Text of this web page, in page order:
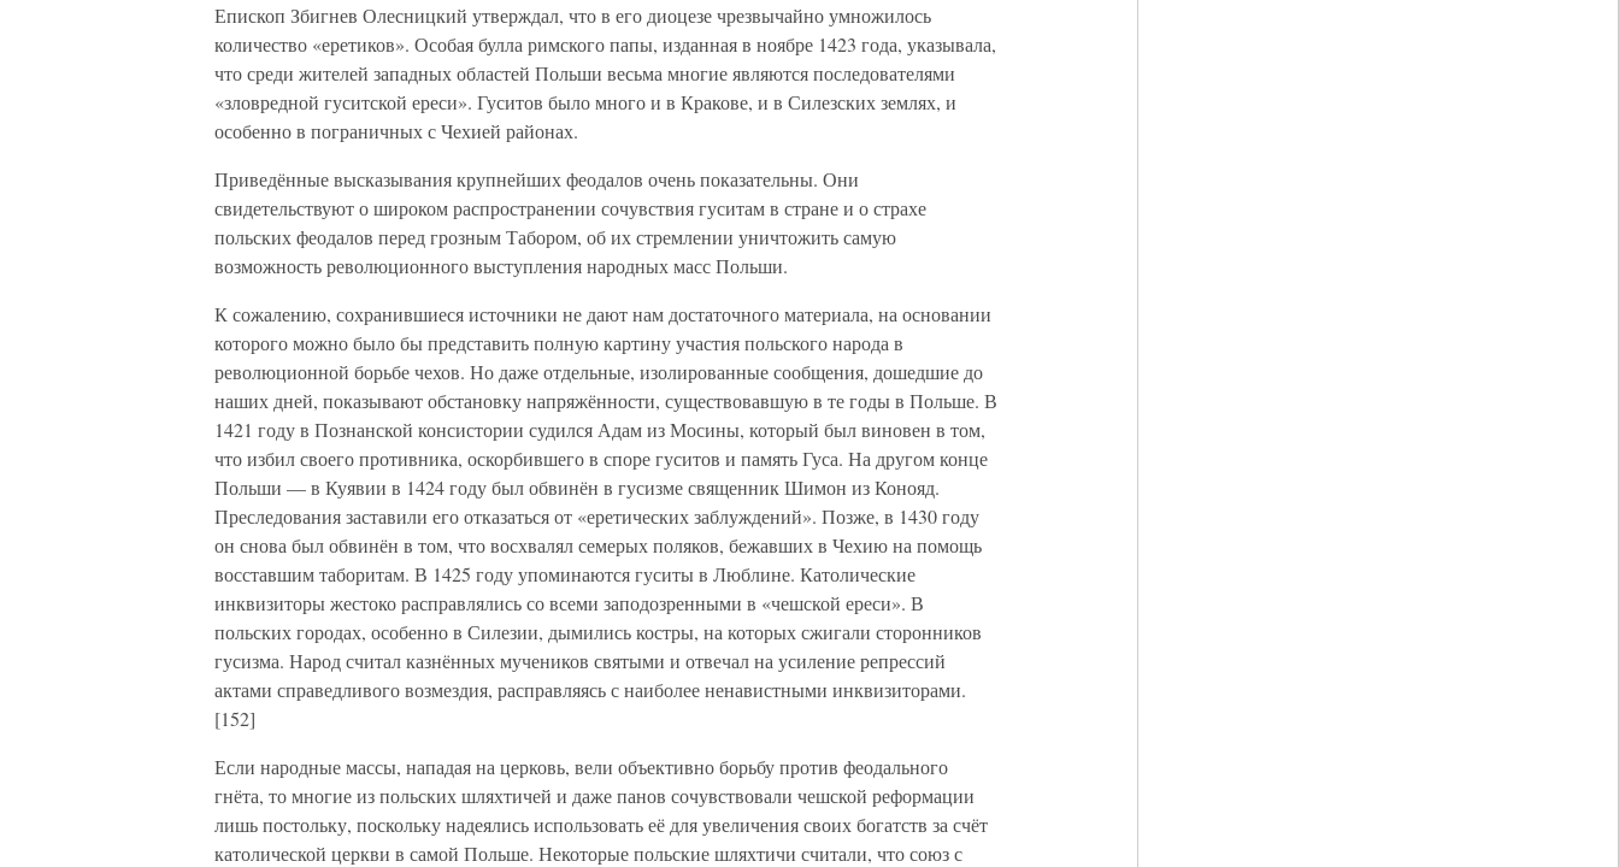
Епископ Збигнев Олесницкий утверждал, что в его диоцезе чрезвычайно умножилось
количество «еретиков». Особая булла римского папы, изданная в ноябре 1423 года, указывала,
что среди жителей западных областей Польши весьма многие являются последователями
«зловредной гуситской ереси». Гуситов было много и в Кракове, и в Силезских землях, и
особенно в пограничных с Чехией районах.
Приведённые высказывания крупнейших феодалов очень показательны. Они
свидетельствуют о широком распространении сочувствия гуситам в стране и о страхе
польских феодалов перед грозным Табором, об их стремлении уничтожить самую
возможность революционного выступления народных масс Польши.
К сожалению, сохранившиеся источники не дают нам достаточного материала, на основании
которого можно было бы представить полную картину участия польского народа в
революционной борьбе чехов. Но даже отдельные, изолированные сообщения, дошедшие до
наших дней, показывают обстановку напряжённости, существовавшую в те годы в Польше. В
1421 году в Познанской консистории судился Адам из Мосины, который был виновен в том,
что избил своего противника, оскорбившего в споре гуситов и память Гуса. На другом конце
Польши — в Куявии в 1424 году был обвинён в гусизме священник Шимон из Конояд.
Преследования заставили его отказаться от «еретических заблуждений». Позже, в 1430 году
он снова был обвинён в том, что восхвалял семерых поляков, бежавших в Чехию на помощь
восставшим таборитам. В 1425 году упоминаются гуситы в Люблине. Католические
инквизиторы жестоко расправлялись со всеми заподозренными в «чешской ереси». В
польских городах, особенно в Силезии, дымились костры, на которых сжигали сторонников
гусизма. Народ считал казнённых мучеников святыми и отвечал на усиление репрессий
актами справедливого возмездия, расправляясь с наиболее ненавистными инквизиторами.
[152]
Если народные массы, нападая на церковь, вели объективно борьбу против феодального
гнёта, то многие из польских шляхтичей и даже панов сочувствовали чешской реформации
лишь постольку, поскольку надеялись использовать её для увеличения своих богатств за счёт
католической церкви в самой Польше. Некоторые польские шляхтичи считали, что союз с